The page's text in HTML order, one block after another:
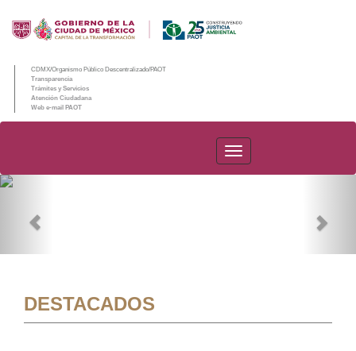
CDMX/Organismo Público Descentralizado/PAOT
Transparencia
Trámites y Servicios
Atención Ciudadana
Web e-mail PAOT
PAOT
DESTACADOS